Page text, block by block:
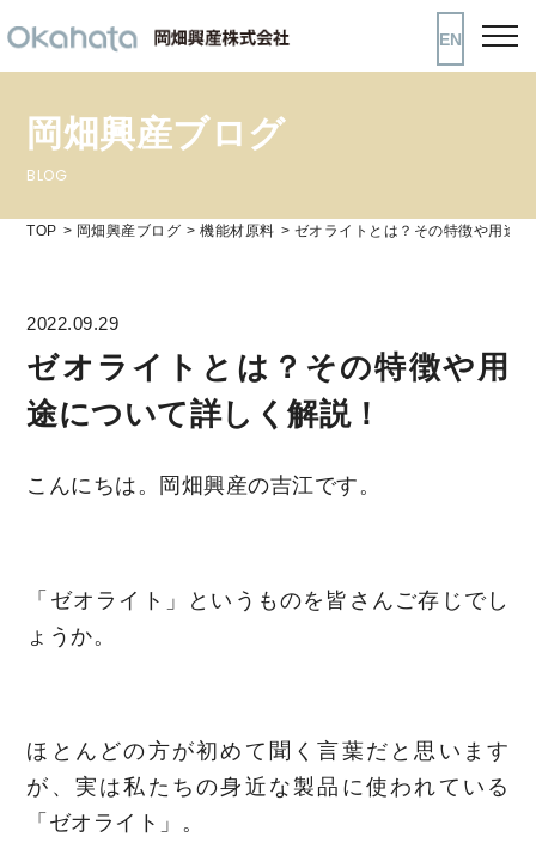
EN
岡畑興産ブログ
BLOG
TOP 岡畑興産ブログ 機能材原料 ゼオライトとは？その特徴や用途
2022.09.29
ゼオライトとは？その特徴や用
途について詳しく解説！
こんにちは。岡畑興産の吉江です。
「ゼオライト」というものを皆さんご存じでし
ょうか。
ほとんどの方が初めて聞く言葉だと思います
が、実は私たちの身近な製品に使われている
「ゼオライト」。